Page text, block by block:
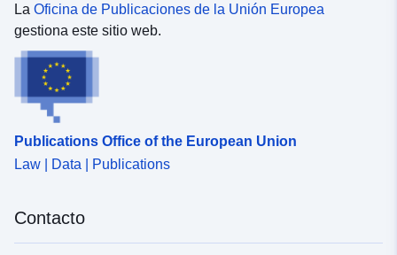
La Oficina de Publicaciones de la Unión Europea
gestiona este sitio web.
Publications Office of the European Union
Law | Data | Publications
Contacto